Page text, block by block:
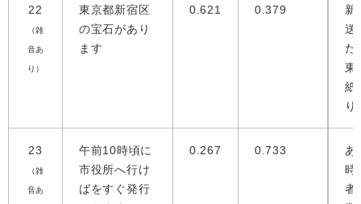
22
（雑
音あ
り）
東京都新宿区
の宝石があり
ます
0.621 0.379
新
送
た
東
紙
り
23
（雑
音あ
午前10時頃に
市役所へ行け
ばをすぐ発行
0.267 0.733
あ
時
者